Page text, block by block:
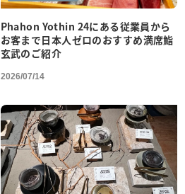
Phahon Yothin 24にある従業員から
お客まで日本人ゼロのおすすめ満席鮨
玄武のご紹介
2026/07/14